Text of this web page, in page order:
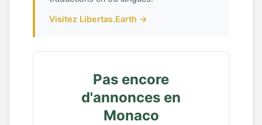
Visitez Libertas.Earth →
Pas encore
d'annonces en
Monaco